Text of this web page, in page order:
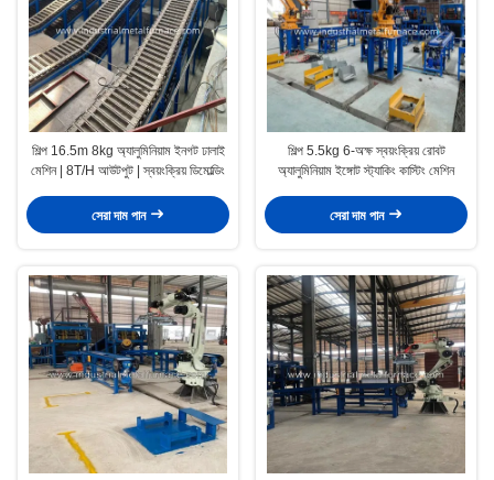
শিল্প 16.5m 8kg অ্যালুমিনিয়াম ইনগট ঢালাই
মেশিন | 8T/H আউটপুট | স্বয়ংক্রিয় ডিমোল্ডিং
সেরা দাম পান
শিল্প 5.5kg 6-অক্ষ স্বয়ংক্রিয় রোবট
অ্যালুমিনিয়াম ইঙ্গোট স্ট্যাকিং কাস্টিং মেশিন
সেরা দাম পান